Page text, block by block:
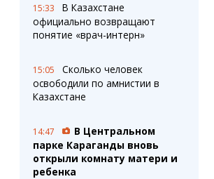
15:33
В Казахстане
официально возвращают
понятие «врач-интерн»
15:05
Сколько человек
освободили по амнистии в
Казахстане
14:47
В Центральном
парке Караганды вновь
открыли комнату матери и
ребенка